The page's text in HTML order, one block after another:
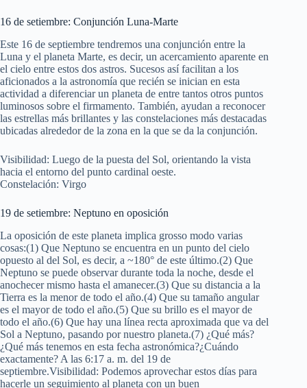
16 de setiembre: Conjunción Luna-Marte
Este 16 de septiembre tendremos una conjunción entre la
Luna y el planeta Marte, es decir, un acercamiento aparente en
el cielo entre estos dos astros. Sucesos así facilitan a los
aficionados a la astronomía que recién se inician en esta
actividad a diferenciar un planeta de entre tantos otros puntos
luminosos sobre el firmamento. También, ayudan a reconocer
las estrellas más brillantes y las constelaciones más destacadas
ubicadas alrededor de la zona en la que se da la conjunción.
Visibilidad: Luego de la puesta del Sol, orientando la vista
hacia el entorno del punto cardinal oeste.
Constelación: Virgo
19 de setiembre: Neptuno en oposición
La oposición de este planeta implica grosso modo varias
cosas:(1) Que Neptuno se encuentra en un punto del cielo
opuesto al del Sol, es decir, a ~180° de este último.(2) Que
Neptuno se puede observar durante toda la noche, desde el
anochecer mismo hasta el amanecer.(3) Que su distancia a la
Tierra es la menor de todo el año.(4) Que su tamaño angular
es el mayor de todo el año.(5) Que su brillo es el mayor de
todo el año.(6) Que hay una línea recta aproximada que va del
Sol a Neptuno, pasando por nuestro planeta.(7) ¿Qué más?
¿Qué más tenemos en esta fecha astronómica?¿Cuándo
exactamente? A las 6:17 a. m. del 19 de
septiembre.Visibilidad: Podemos aprovechar estos días para
hacerle un seguimiento al planeta con un buen